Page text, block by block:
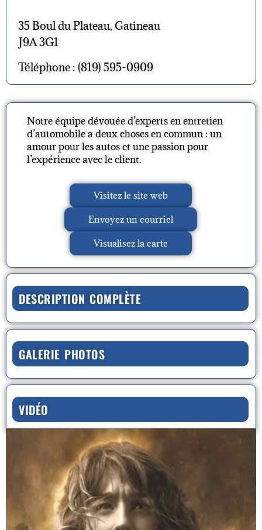
35 Boul du Plateau, Gatineau
J9A 3G1
Téléphone : (819) 595-0909
Notre équipe dévouée d’experts en entretien
d’automobile a deux choses en commun : un
amour pour les autos et une passion pour
l’expérience avec le client.
Visitez le site web
Envoyez un courriel
Visualisez la carte
DESCRIPTION COMPLÈTE
GALERIE PHOTOS
VIDÉO